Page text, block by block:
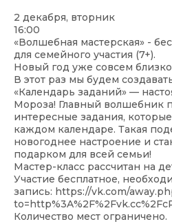
2 декабря, вторник
16:00
«Волшебная мастерская» -
для семейного участия (7+).
Новый год уже совсем
В этот раз мы будем
«Календарь заданий» —
Мороза! Главный волшебник
интересные задания,
каждом календаре. Такая
новогоднее настроение и
подарком для всей семьи!
Мастер-класс рассчитан на
Участие бесплатное,
запись: https://vk.com/
Количество мест ограничено.